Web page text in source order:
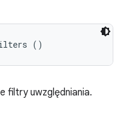
()
filtry uwzględniania.